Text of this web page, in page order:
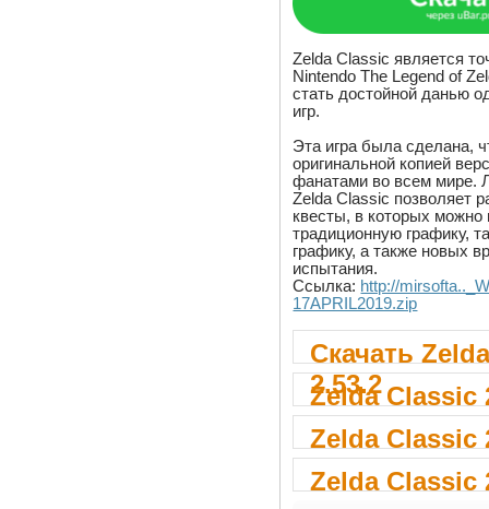
Zelda Classic является
Nintendo The Legend of
стать достойной данью
игр.
Эта игра была сделана,
оригинальной копией
фанатами во всем мире.
Zelda Classic позволяет
квесты, в которых можно
традиционную графику,
графику, а также новых
испытания.
Ссылка: http://
17APRIL2019.zip
Скачать
2.53.2
Zelda Classic
Zelda Classic
Zelda Classic